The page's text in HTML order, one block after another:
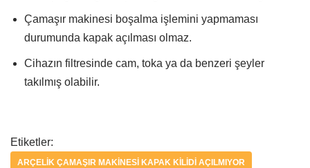
Çamaşır makinesi boşalma işlemini yapmaması
durumunda kapak açılması olmaz.
Cihazın filtresinde cam, toka ya da benzeri şeyler
takılmış olabilir.
Etiketler:
ARÇELIK ÇAMAŞIR MAKINESI KAPAK KILIDI AÇILMIYOR